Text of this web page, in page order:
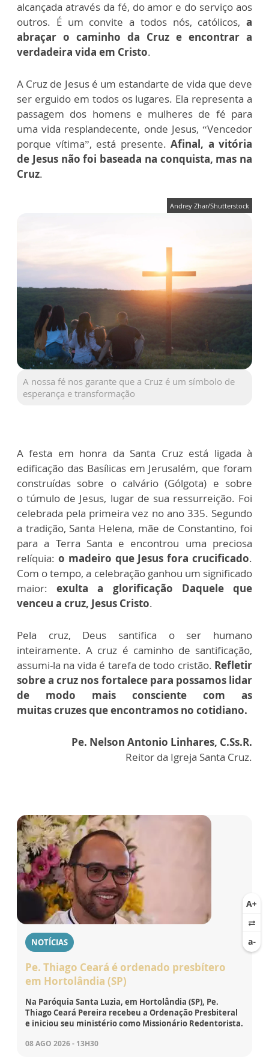
alcançada através da fé, do amor e do serviço aos
outros. É um convite a todos nós, católicos, a
abraçar o caminho da Cruz e encontrar a
verdadeira vida em Cristo.
A Cruz de Jesus é um estandarte de vida que deve
ser erguido em todos os lugares. Ela representa a
passagem dos homens e mulheres de fé para
umavida resplandecente, onde Jesus, “Vencedor
porque vítima”, está presente. Afinal, a vitória
de Jesus não foi baseada na conquista, mas na
Cruz.
Andrey Zhar/Shutterstock
A nossa fé nos garante que a Cruz é um símbolo de
esperança e transformação
A festa em honra da Santa Cruz está ligada à
edificação das Basílicas em Jerusalém, que foram
construídas sobre o calvário (Gólgota) e sobre
otúmulo de Jesus, lugar de sua ressurreição. Foi
celebrada pela primeira vez no ano 335. Segundo
a tradição, Santa Helena, mãe de Constantino, foi
para a Terra Santa e encontrou uma preciosa
relíquia: o madeiro que Jesus foracrucificado.
Com o tempo, a celebração ganhou um significado
maior:exulta a glorificação Daquele que
venceu a cruz, Jesus Cristo.
Pela cruz, Deus santifica o ser humano
inteiramente. A cruz é caminho de santificação,
assumi-la na vida é tarefa de todo cristão. Refletir
sobre a cruz nos fortalece para possamos lidar
de modo mais consciente com as
muitascruzes que encontramos no cotidiano.
Pe. Nelson Antonio Linhares, C.Ss.R.
Reitor da Igreja Santa Cruz.
NOTÍCIAS
Pe. Thiago Ceará é ordenado presbítero
em Hortolândia (SP)
Na Paróquia Santa Luzia, em Hortolândia (SP), Pe.
Thiago Ceará Pereira recebeu a Ordenação Presbiteral
e iniciou seu ministério como Missionário Redentorista.
08 AGO 2026 - 13H30